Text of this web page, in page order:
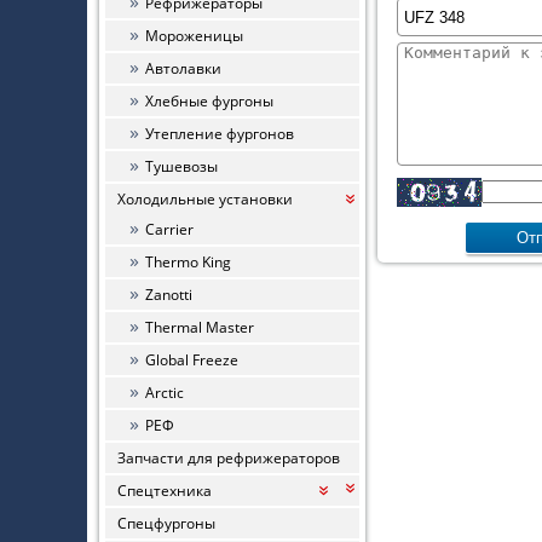
Мороженицы
Автолавки
Хлебные фургоны
Утепление фургонов
Тушевозы
Холодильные установки
«
Carrier
Thermo King
Zanotti
Thermal Master
Global Freeze
Arctic
РЕФ
Запчасти для рефрижераторов
«
Спецтехника «
Спецфургоны